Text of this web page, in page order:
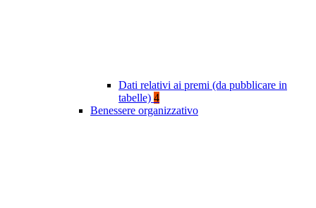
Dati relativi ai premi (da pubblicare in
tabelle) 4
Benessere organizzativo